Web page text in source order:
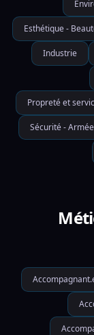
Esthétique -
Industrie
Propreté et
Sécurité -